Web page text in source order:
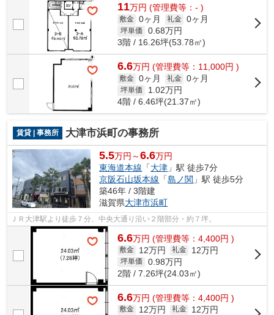
11万円 (管理費等：- )
敷金 0ヶ月 礼金 0ヶ月
坪単価 0.68万円
3階 / 16.26坪(53.78㎡)
6.6万円 (管理費等：11,000円 )
敷金 0ヶ月 礼金 0ヶ月
坪単価 1.02万円
4階 / 6.46坪(21.37㎡)
賃貸 | 事務所 大津市浜町の事務所
5.5万円～6.6万円
東海道本線 「大津 」駅 徒歩7分
京阪石山坂本線 「島ノ関 」駅 徒歩5分
築46年 / 3階建
滋賀県大津市浜町
ＪＲ大津駅より徒歩７分、中央大通り沿い２階部分・約７坪。
6.6万円 (管理費等：4,400円 )
敷金 12万円 礼金 12万円
坪単価 0.98万円
2階 / 7.26坪(24.03㎡)
6.6万円 (管理費等：4,400円 )
敷金 12万円 礼金 12万円